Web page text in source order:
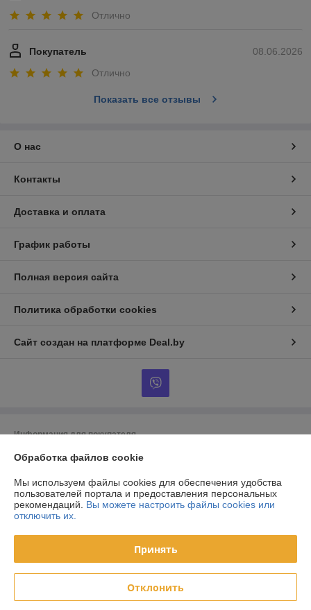
Отлично
08.06.2026
Покупатель
Отлично
Показать все отзывы
О нас
Контакты
Доставка и оплата
График работы
Полная версия сайта
Политика обработки cookies
Сайт создан на платформе Deal.by
Информация для покупателя
Индивидуальный предприниматель:
Регистрационный номер ЕГР: 291557186
УНП: 291557186
Регистрационный орган: Администрация Московского района г. Бреста
Дата регистрации компании: 18.02.2019
Ссылка на свидетельство/лицензию
Местонахождение книги жалоб и предложений: ул. Пионерская 40
Обработка файлов cookie
Мы используем файлы cookies для обеспечения удобства
пользователей портала и предоставления персональных
рекомендаций. Вы можете настроить файлы cookies или
отключить их.
Принять
Отклонить